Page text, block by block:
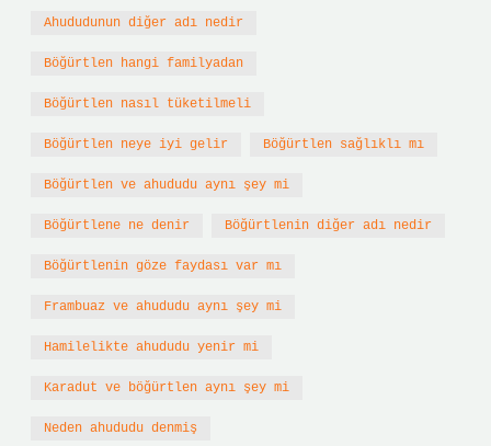
Ahududunun diğer adı nedir
Böğürtlen hangi familyadan
Böğürtlen nasıl tüketilmeli
Böğürtlen neye iyi gelir Böğürtlen sağlıklı mı
Böğürtlen ve ahududu aynı şey mi
Böğürtlene ne denir Böğürtlenin diğer adı nedir
Böğürtlenin göze faydası var mı
Frambuaz ve ahududu aynı şey mi
Hamilelikte ahududu yenir mi
Karadut ve böğürtlen aynı şey mi
Neden ahududu denmiş